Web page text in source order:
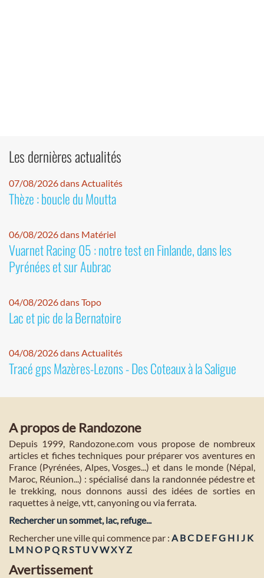
Les dernières actualités
07/08/2026 dans Actualités
Thèze : boucle du Moutta
06/08/2026 dans Matériel
Vuarnet Racing 05 : notre test en Finlande, dans les
Pyrénées et sur Aubrac
04/08/2026 dans Topo
Lac et pic de la Bernatoire
04/08/2026 dans Actualités
Tracé gps Mazères-Lezons - Des Coteaux à la Saligue
A propos de Randozone
Depuis 1999, Randozone.com vous propose de nombreux
articles et fiches techniques pour préparer vos aventures en
France (Pyrénées, Alpes, Vosges...) et dans le monde (Népal,
Maroc, Réunion...) : spécialisé dans la randonnée pédestre et
le trekking, nous donnons aussi des idées de sorties en
raquettes à neige, vtt, canyoning ou via ferrata.
Rechercher un sommet, lac, refuge...
Rechercher une ville qui commence par : A BC D E FG H I J K
L M NO PQ RST U VWXYZ
Avertissement